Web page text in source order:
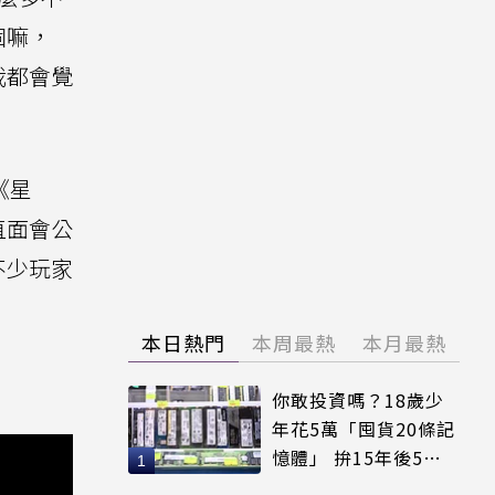
，
都會覺
星
會公
玩家
本日熱門 本周最熱 本月最熱
你敢投資嗎？18歲少
年花5萬「囤貨20條記
憶體」 拚15年後5倍